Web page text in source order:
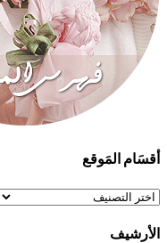
أقسَام المَوقع
أقسَام
الأرشيف